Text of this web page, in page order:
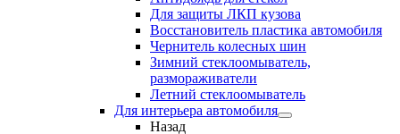
Для защиты ЛКП кузова
Восстановитель пластика автомобиля
Чернитель колесных шин
Зимний стеклоомыватель,
размораживатели
Летний стеклоомыватель
Для интерьера автомобиля
Назад